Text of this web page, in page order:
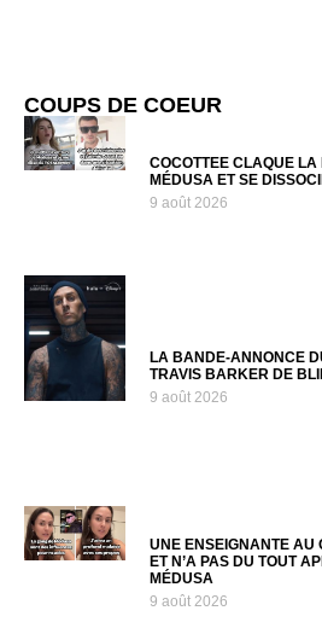
COUPS DE COEUR
COCOTTEE CLAQUE LA
MÉDUSA ET SE
9 août 2026
LA BANDE-ANNONCE
TRAVIS BARKER DE
9 août 2026
UNE ENSEIGNANTE AU
ET N’A PAS DU TOUT
MÉDUSA
9 août 2026